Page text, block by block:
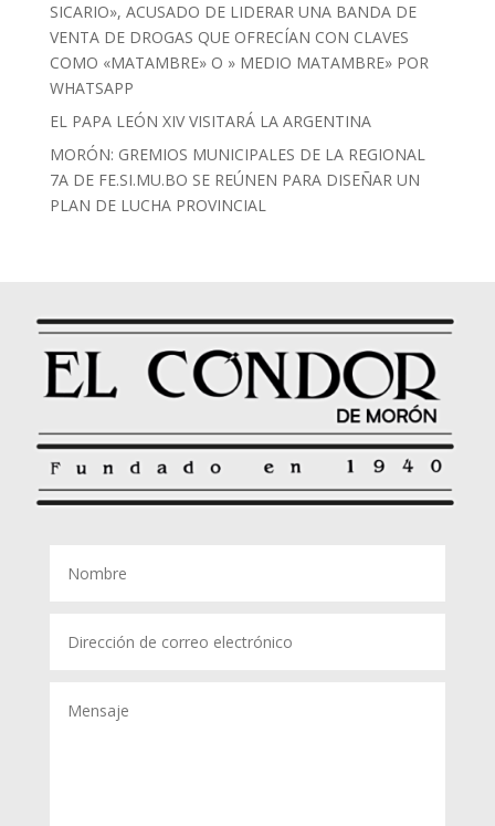
SICARIO», ACUSADO DE LIDERAR UNA BANDA DE
VENTA DE DROGAS QUE OFRECÍAN CON CLAVES
COMO «MATAMBRE» O » MEDIO MATAMBRE» POR
WHATSAPP
EL PAPA LEÓN XIV VISITARÁ LA ARGENTINA
MORÓN: GREMIOS MUNICIPALES DE LA REGIONAL
7A DE FE.SI.MU.BO SE REÚNEN PARA DISEÑAR UN
PLAN DE LUCHA PROVINCIAL